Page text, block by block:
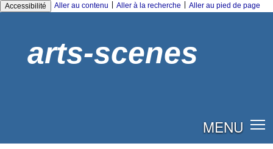
Accessibilité Aller au contenu Aller à la recherche Aller au pied de page
arts-scenes
MENU